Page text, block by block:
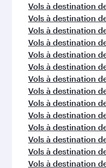
Vols à destination
Vols à destination
Vols à destination
Vols à destination
Vols à destination
Vols à destination
Vols à destination
Vols à destination
Vols à destination
Vols à destination
Vols à destination
Vols à destination
Vols à destination
Vols à destination